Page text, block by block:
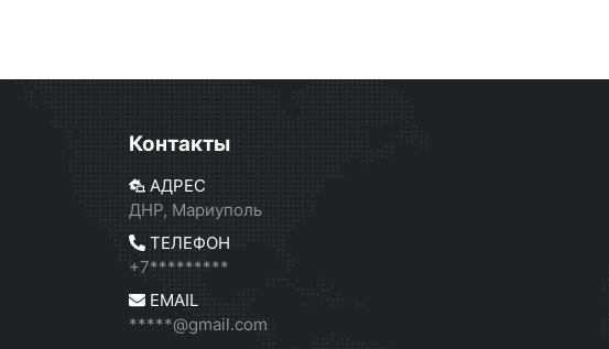
Контакты
АДРЕС
ДНР, Мариуполь
ТЕЛЕФОН
+7*********
EMAIL
*****@gmail.com